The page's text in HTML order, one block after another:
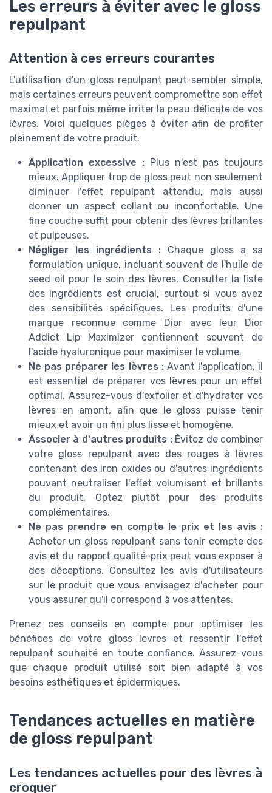
Les erreurs à éviter avec le gloss
repulpant
Attention à ces erreurs courantes
L'utilisation d'un gloss repulpant peut sembler simple,
mais certaines erreurs peuvent compromettre son effet
maximal et parfois même irriter la peau délicate de vos
lèvres. Voici quelques pièges à éviter afin de profiter
pleinement de votre produit.
Application excessive : Plus n'est pas toujours
mieux. Appliquer trop de gloss peut non seulement
diminuer l'effet repulpant attendu, mais aussi
donner un aspect collant ou inconfortable. Une
fine couche suffit pour obtenir des lèvres brillantes
et pulpeuses.
Négliger les ingrédients : Chaque gloss a sa
formulation unique, incluant souvent de l'huile de
seed oil pour le soin des lèvres. Consulter la liste
des ingrédients est crucial, surtout si vous avez
des sensibilités spécifiques. Les produits d'une
marque reconnue comme Dior avec leur Dior
Addict Lip Maximizer contiennent souvent de
l'acide hyaluronique pour maximiser le volume.
Ne pas préparer les lèvres :Avant l'application, il
est essentiel de préparer vos lèvres pour un effet
optimal. Assurez-vous d'exfolier et d'hydrater vos
lèvres en amont, afin que le gloss puisse tenir
mieux et avoir un fini plus lisse et homogène.
Associer à d'autres produits :Évitez de combiner
votre gloss repulpant avec des rouges à lèvres
contenant des iron oxides ou d'autres ingrédients
pouvant neutraliser l'effet volumisant et brillants
du produit. Optez plutôt pour des produits
complémentaires.
Ne pas prendre en compte le prix et les avis :
Acheter un gloss repulpant sans tenir compte des
avis et du rapport qualité-prix peut vous exposer à
des déceptions. Consultez les avis d'utilisateurs
sur le produit que vous envisagez d'acheter pour
vous assurer qu'il correspond à vos attentes.
Prenez ces conseils en compte pour optimiser les
bénéfices de votre gloss levres et ressentir l'effet
repulpant souhaité en toute confiance. Assurez-vous
que chaque produit utilisé soit bien adapté à vos
besoins esthétiques et épidermiques.
Tendances actuelles en matière
de gloss repulpant
Les tendances actuelles pour des lèvres à
croquer